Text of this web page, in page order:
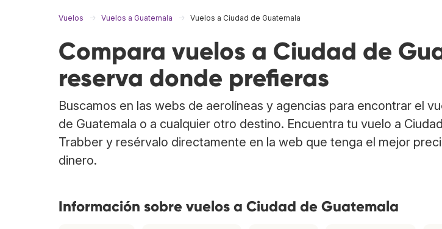
Vuelos Vuelos a Guatemala Vuelos a Ciudad de Guatemala
Compara vuelos a Ciudad de
reserva donde prefieras
Buscamos en las webs de aerolíneas y agencias para encontrar el
de Guatemala o a cualquier otro destino. Encuentra tu vuelo a
Trabber y resérvalo directamente en la web que tenga el mejor
dinero.
Información sobre vuelos a Ciudad de Guatemala